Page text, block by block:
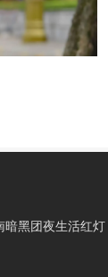
黑团夜生活红灯